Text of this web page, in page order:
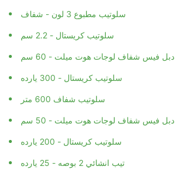
سلوتيب مطبوع 3 لون - شفاف
سلوتيب كريستال - 2.2 سم
دبل فيس شفاف لوجات هوت ميلت - 60 سم
سلوتيب كريستال - 300 يارده
سلوتيب شفاف 600 متر
دبل فيس شفاف لوجات هوت ميلت - 50 سم
سلوتيب كريستال - 200 يارده
تيب انشائي 2 بوصه - 25 يارده